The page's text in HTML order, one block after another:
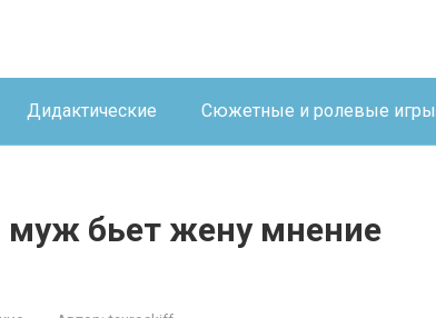
Дидактические Сюжетные и ролевые игры
муж бьет жену мнение